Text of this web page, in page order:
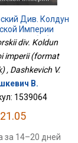
Див. Колдун
Империи
Клатчбук)
div. Koldun
imperii (format
, Dashkevich V.
В.
1539064
за 14–20 дней